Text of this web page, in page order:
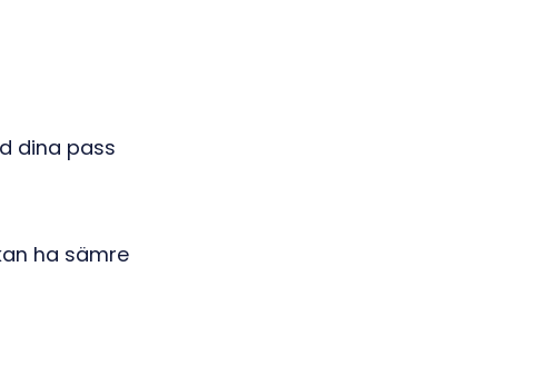
dina pass
ha sämre